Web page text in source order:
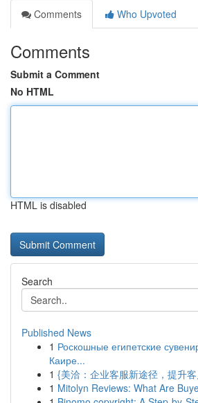
Comments
Who Upvoted
Comments
Submit a Comment
No HTML
HTML is disabled
Search
Published News
1 Роскошные египетские
Каире...
1 {美洽：企业客服新途径，提升
1 Mitolyn Reviews: What Are